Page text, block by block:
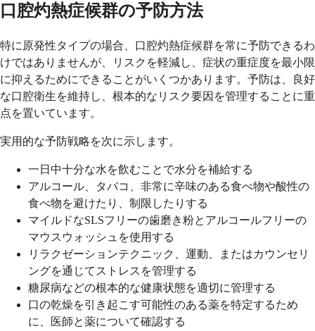
口腔灼熱症候群の予防方法
特に原発性タイプの場合、口腔灼熱症候群を常に予防できるわ
けではありませんが、リスクを軽減し、症状の重症度を最小限
に抑えるためにできることがいくつかあります。予防は、良好
な口腔衛生を維持し、根本的なリスク要因を管理することに重
点を置いています。
実用的な予防戦略を次に示します。
一日中十分な水を飲むことで水分を補給する
アルコール、タバコ、非常に辛味のある食べ物や酸性の
食べ物を避けたり、制限したりする
マイルドなSLSフリーの歯磨き粉とアルコールフリーの
マウスウォッシュを使用する
リラクゼーションテクニック、運動、またはカウンセリ
ングを通じてストレスを管理する
糖尿病などの根本的な健康状態を適切に管理する
口の乾燥を引き起こす可能性のある薬を特定するため
に、医師と薬について確認する